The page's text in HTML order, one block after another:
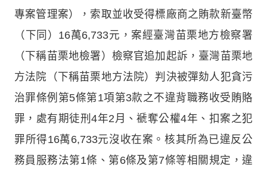
專案管理案），索取並收受得標廠商之賄款新臺幣
（下同）16萬6,733元，案經臺灣苗栗地方檢察署
（下稱苗栗地檢署）檢察官追加起訴，臺灣苗栗地
方法院（下稱苗栗地方法院）判決被彈劾人犯貪污
治罪條例第5條第1項第3款之不違背職務收受賄賂
罪，處有期徒刑4年2月、褫奪公權4年、扣案之犯
罪所得16萬6,733元沒收在案。核其所為已違反公
務員服務法第1條、第6條及第7條等相關規定，違